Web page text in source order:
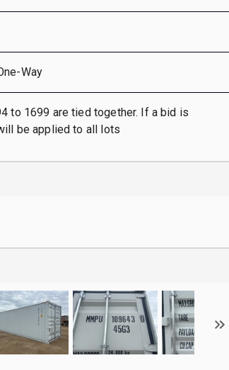
Way
to 1699 are tied together. If a bid is
be applied to all lots